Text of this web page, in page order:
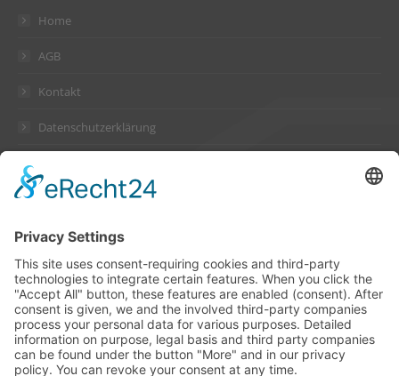
Home
AGB
Kontakt
Datenschutzerklärung
Suckow & Fischer Systeme
GmbH + Co. KG
Waldstraße 2
64584 Biebesheim
Germany
Contact